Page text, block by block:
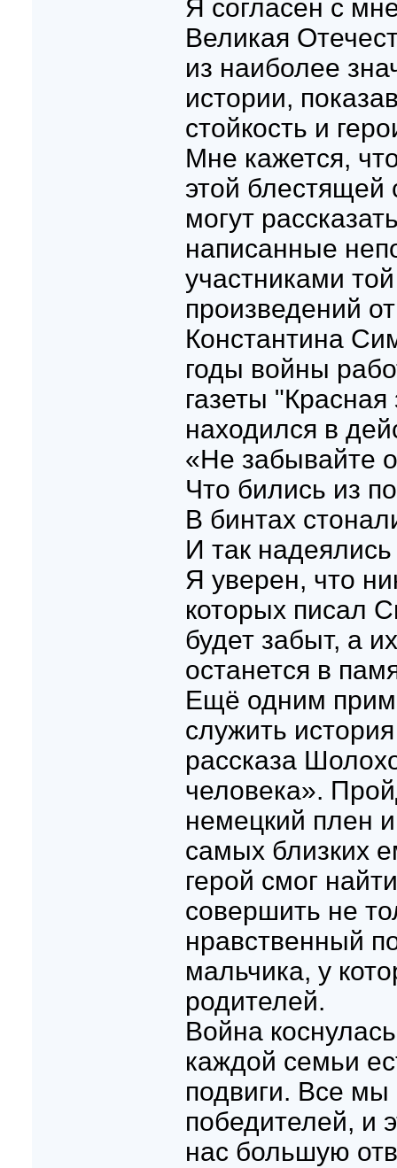
Я согласен с
Великая
из наиболее
истории,
стойкость и
Мне кажется,
этой блестящей
могут
написанные
участниками
произведений
Константина
годы войны
газеты
находился в
«Не забывайте
Что бились из
В бинтах
И так
Я уверен, что
которых писал
будет забыт, а
останется в
Ещё одним
служить
рассказа
человека».
немецкий плен
самых близких
герой смог
совершить не
нравственный
мальчика, у
родителей.
Война
каждой семьи
подвиги. Все мы
победителей, и
нас большую